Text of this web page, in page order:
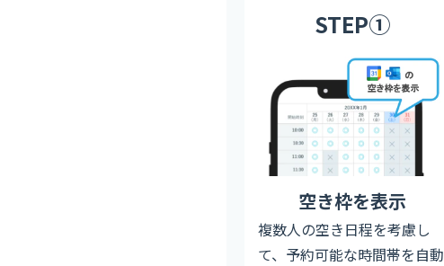
STEP①
空き枠を表示
複数人の空き日程を考慮し
て、予約可能な時間帯を自動